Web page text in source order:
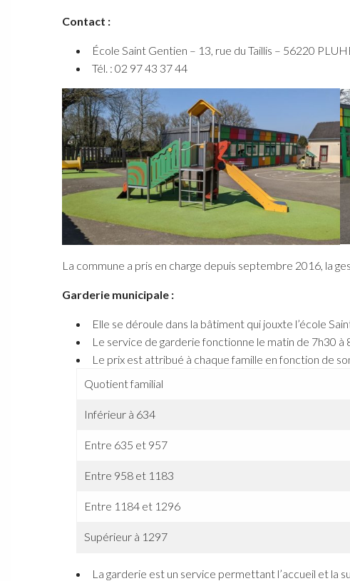
Contact :
École Saint Gentien – 13, rue du Taillis – 56220
Tél. : 02 97 43 37 44
La commune a pris en charge depuis septembre 2016, la
Garderie municipale :
Elle se déroule dans la bâtiment qui jouxte l’école
Le service de garderie fonctionne le matin de 7h30 à
Le prix est attribué à chaque famille en fonction de
Quotient familial
Inférieur à 634
Entre 635 et 957
Entre 958 et 1183
Entre 1184 et 1296
Supérieur à 1297
La garderie est un service permettant l’accueil et la